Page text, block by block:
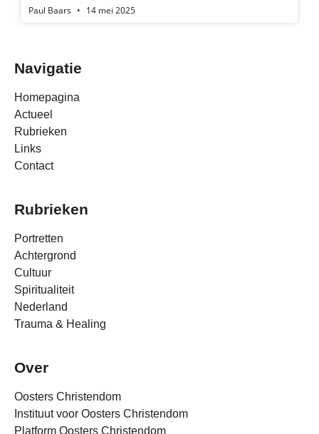
Paul Baars 14 mei 2025
Navigatie
Homepagina
Actueel
Rubrieken
Links
Contact
Rubrieken
Portretten
Achtergrond
Cultuur
Spiritualiteit
Nederland
Trauma & Healing
Over
Oosters Christendom
Instituut voor Oosters Christendom
Platform Oosters Christendom